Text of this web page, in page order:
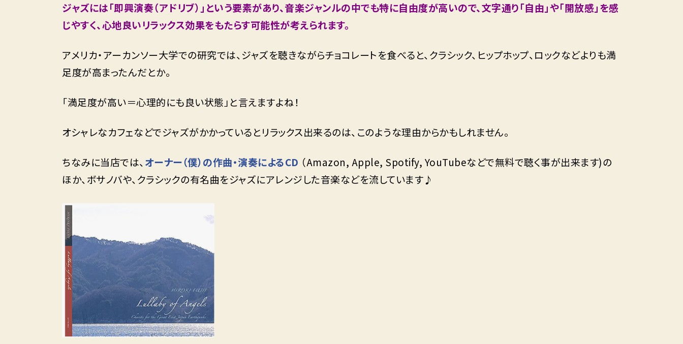
ジャズには「即興演奏（アドリブ）」という要素があり、音楽ジャンルの中でも特に自由度が高いので、文字通り「自由」や「開放感」を感
じやすく、心地良いリラックス効果をもたらす可能性が考えられます。
アメリカ・アーカンソー大学での研究では、ジャズを聴きながらチョコレートを食べると、クラシック、ヒップホップ、ロックなどよりも満
足度が高まったんだとか。
「満足度が高い＝心理的にも良い状態」と言えますよね！
オシャレなカフェなどでジャズがかかっているとリラックス出来るのは、このような理由からかもしれません。
ちなみに当店では、 オーナー（僕）の作曲・演奏によるCD （Amazon, Apple, Spotify, YouTubeなどで無料で聴く事が出来ます)の
ほか、ボサノバや、クラシックの有名曲をジャズにアレンジした音楽などを流しています♪